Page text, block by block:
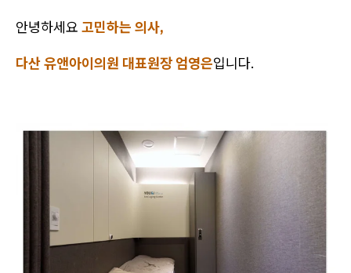
안녕하세요 고민하는 의사,
다산 유앤아이의원 대표원장 엄영은입니다.